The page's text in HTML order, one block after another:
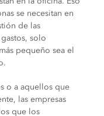
se necesitan en
de las
solo
pequeño sea el
o a aquellos que
las empresas
que los